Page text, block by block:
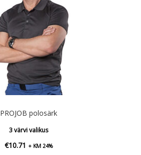
PROJOB polosärk
3 värvi valikus
€10.71 + KM 24%